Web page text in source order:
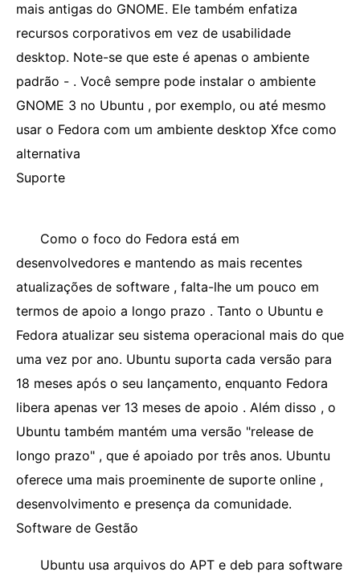
mais antigas do GNOME. Ele também enfatiza
recursos corporativos em vez de usabilidade
desktop. Note-se que este é apenas o ambiente
padrão - . Você sempre pode instalar o ambiente
GNOME 3 no Ubuntu , por exemplo, ou até mesmo
usar o Fedora com um ambiente desktop Xfce como
alternativa
Suporte
Como o foco do Fedora está em
desenvolvedores e mantendo as mais recentes
atualizações de software , falta-lhe um pouco em
termos de apoio a longo prazo . Tanto o Ubuntu e
Fedora atualizar seu sistema operacional mais do que
uma vez por ano. Ubuntu suporta cada versão para
18 meses após o seu lançamento, enquanto Fedora
libera apenas ver 13 meses de apoio . Além disso , o
Ubuntu também mantém uma versão "release de
longo prazo" , que é apoiado por três anos. Ubuntu
oferece uma mais proeminente de suporte online ,
desenvolvimento e presença da comunidade.
Software de Gestão
Ubuntu usa arquivos do APT e deb para software